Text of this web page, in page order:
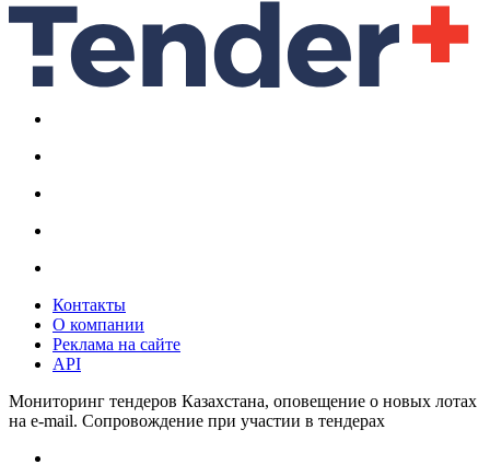
Контакты
О компании
Реклама на сайте
API
Мониторинг тендеров Казахстана, оповещение о новых лотах
на e-mail. Сопровождение при участии в тендерах